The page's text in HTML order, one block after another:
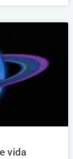
vida